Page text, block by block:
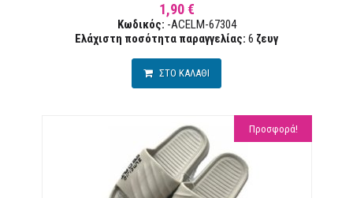
1,90 €
Κωδικός: -ACELM-67304
Ελάχιστη ποσότητα παραγγελίας: 6 ζευγ
ΣΤΟ ΚΑΛΑΘΙ
Προσφορά!